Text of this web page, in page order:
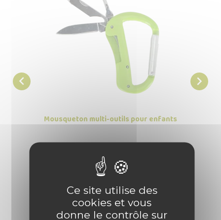

Mousqueton multi-outils pour enfants
8,50 €

Ce site utilise des
cookies et vous
donne le contrôle sur